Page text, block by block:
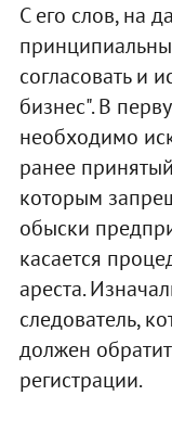
С его слов, на
согласовать и
бизнес". В
необходимо
ранее
которым
обыски
касается
ареста.
следователь,
должен
регистрации.